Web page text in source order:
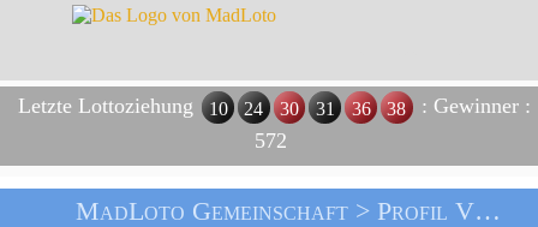
Letzte Lottoziehung 10 24 30 31 36 38
: Gewinner :
572
MadLoto Gemeinschaft > Profil Von Metive > Heim